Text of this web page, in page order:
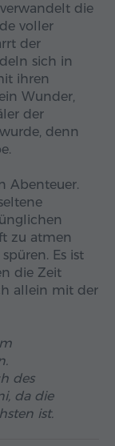
die
voller
der
sich in
ihren
Wunder,
der
denn
Abenteuer.
zu atmen
Es ist
die Zeit
allein mit der
des
da die
ist.